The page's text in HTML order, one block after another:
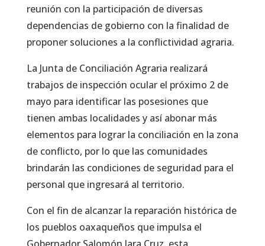
reunión con la participación de diversas
dependencias de gobierno con la finalidad de
proponer soluciones a la conflictividad agraria.
La Junta de Conciliación Agraria realizará
trabajos de inspección ocular el próximo 2 de
mayo para identificar las posesiones que
tienen ambas localidades y así abonar más
elementos para lograr la conciliación en la zona
de conflicto, por lo que las comunidades
brindarán las condiciones de seguridad para el
personal que ingresará al territorio.
Con el fin de alcanzar la reparación histórica de
los pueblos oaxaqueños que impulsa el